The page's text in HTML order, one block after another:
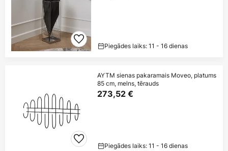
Piegādes laiks: 11 - 16 dienas
AYTM sienas pakaramais Moveo, platums
85 cm, melns, tērauds
273,52 €
Piegādes laiks: 11 - 16 dienas